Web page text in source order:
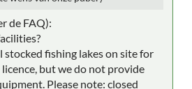
de FAQ):
stocked fishing lakes on site for
but we do not provide
Please note: closed